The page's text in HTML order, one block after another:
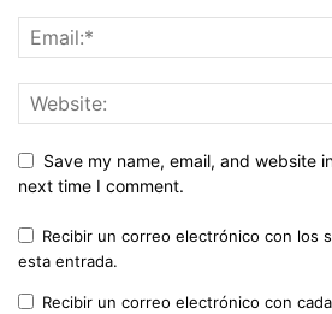
Save my name, email, and website
next time I comment.
Recibir un correo electrónico con los
esta entrada.
Recibir un correo electrónico con